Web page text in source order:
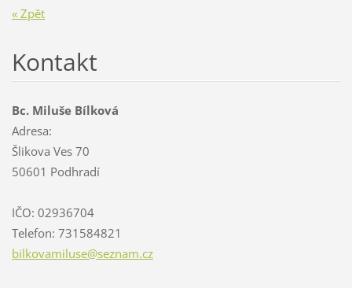
« Zpět
Kontakt
Bc. Miluše Bílková
Adresa:
Šlikova Ves 70
50601 Podhradí
IČO: 02936704
Telefon: 731584821
bilkovamiluse@seznam.cz